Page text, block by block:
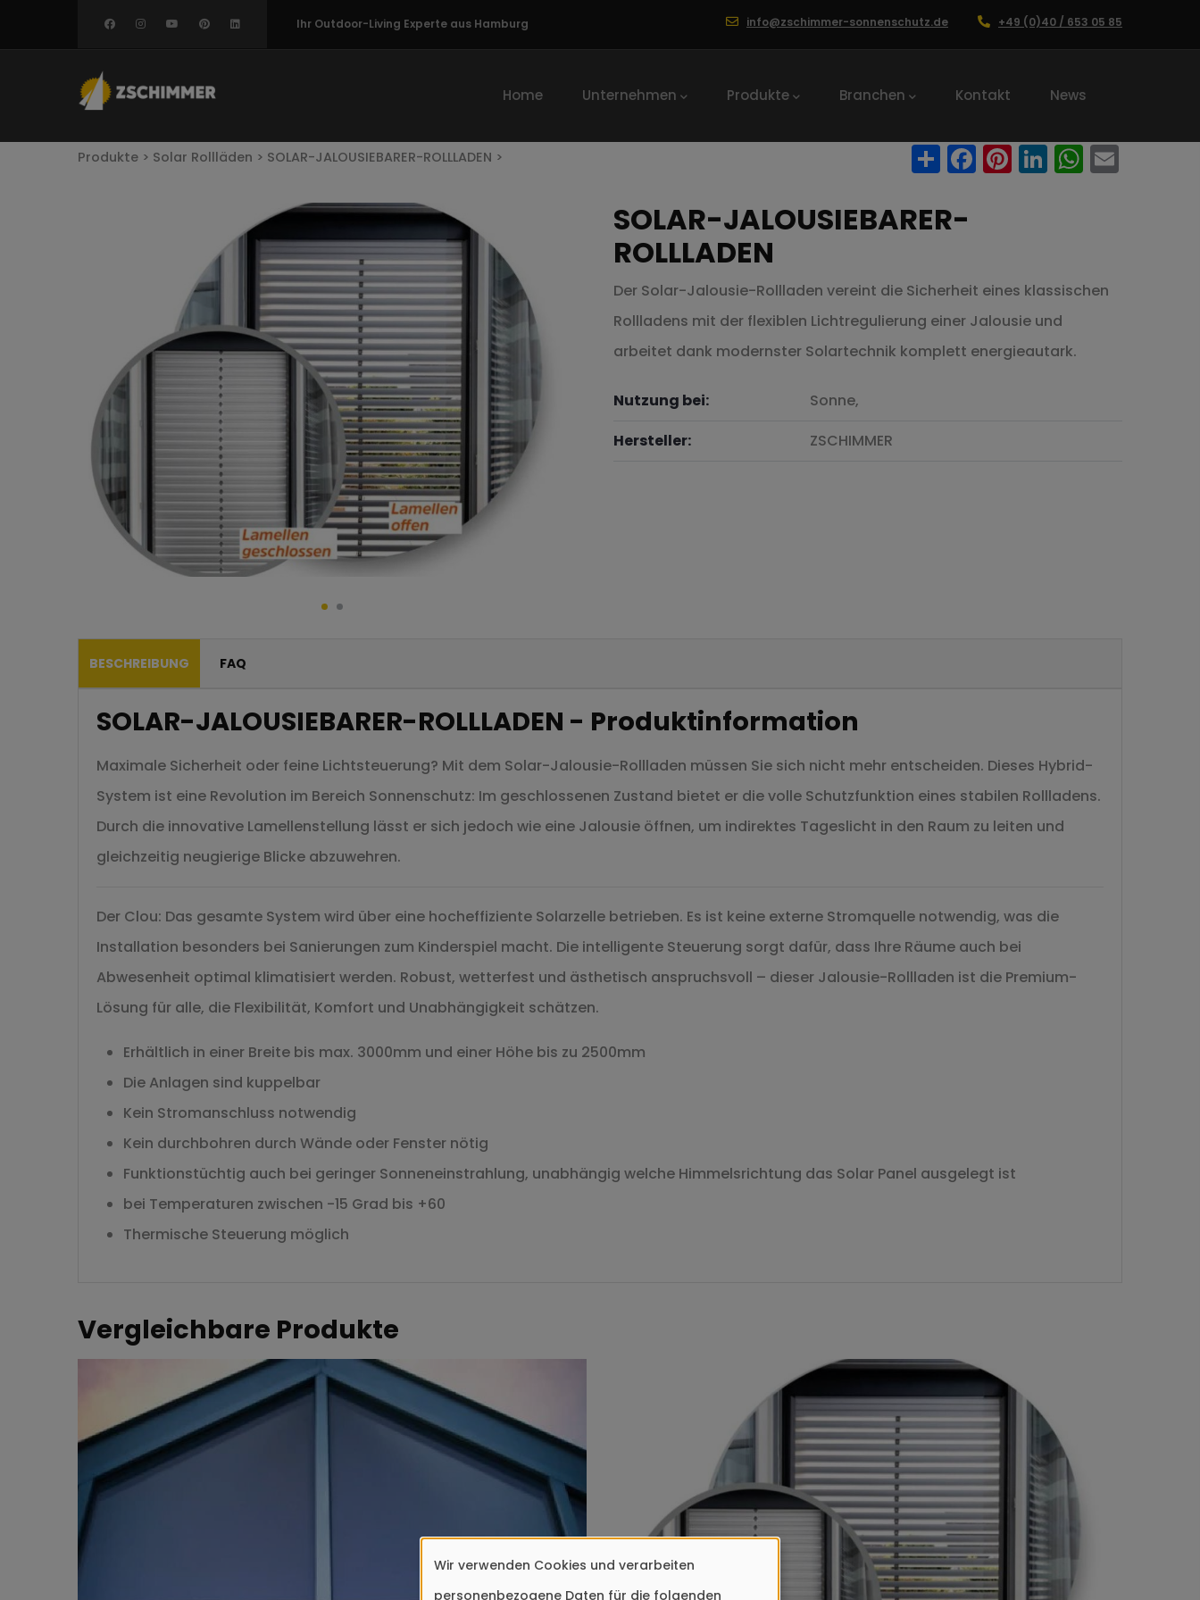
Ihr Outdoor-Living Experte aus Hamburg info@zschimmer-sonnenschutz.de +49 (0)40 / 653 05 85
Home Unternehmen Produkte Branchen Kontakt News
Pfadnavigation
Produkte > Solar Rollläden > SOLAR-JALOUSIEBARER-ROLLLADEN > Share
Facebook
Pinterest
LinkedInEmail
SOLAR-JALOUSIEBARER-
ROLLLADEN
Der Solar-Jalousie-Rollladen vereint die Sicherheit eines klassischen
Rollladens mit der flexiblen Lichtregulierung einer Jalousie und
arbeitet dank modernster Solartechnik komplett energieautark.
Nutzung bei:
Sonne,
Hersteller:
ZSCHIMMER
BESCHREIBUNG FAQ
SOLAR-JALOUSIEBARER-ROLLLADEN - Produktinformation
Maximale Sicherheit oder feine Lichtsteuerung? Mit dem Solar-Jalousie-Rollladen müssen Sie sich nicht mehr entscheiden. Dieses Hybrid-
System ist eine Revolution im Bereich Sonnenschutz: Im geschlossenen Zustand bietet er die volle Schutzfunktion eines stabilen Rollladens.
Durch die innovative Lamellenstellung lässt er sich jedoch wie eine Jalousie öffnen, um indirektes Tageslicht in den Raum zu leiten und
gleichzeitig neugierige Blicke abzuwehren.
Der Clou: Das gesamte System wird über eine hocheffiziente Solarzelle betrieben. Es ist keine externe Stromquelle notwendig, was die
Installation besonders bei Sanierungen zum Kinderspiel macht. Die intelligente Steuerung sorgt dafür, dass Ihre Räume auch bei
Abwesenheit optimal klimatisiert werden. Robust, wetterfest und ästhetisch anspruchsvoll – dieser Jalousie-Rollladen ist die Premium-
Lösung für alle, die Flexibilität, Komfort und Unabhängigkeit schätzen.
Erhältlich in einer Breite bis max. 3000mm und einer Höhe bis zu 2500mm
Die Anlagen sind kuppelbar
Kein Stromanschluss notwendig
Kein durchbohren durch Wände oder Fenster nötig
Funktionstüchtig auch bei geringer Sonneneinstrahlung, unabhängig welche Himmelsrichtung das Solar Panel ausgelegt ist
bei Temperaturen zwischen -15 Grad bis +60
Thermische Steuerung möglich
Vergleichbare Produkte
SOLAR-ROLLLADEN
Verwendung
Wir verwenden Cookies und verarbeiten
personenbezogene Daten für die folgenden